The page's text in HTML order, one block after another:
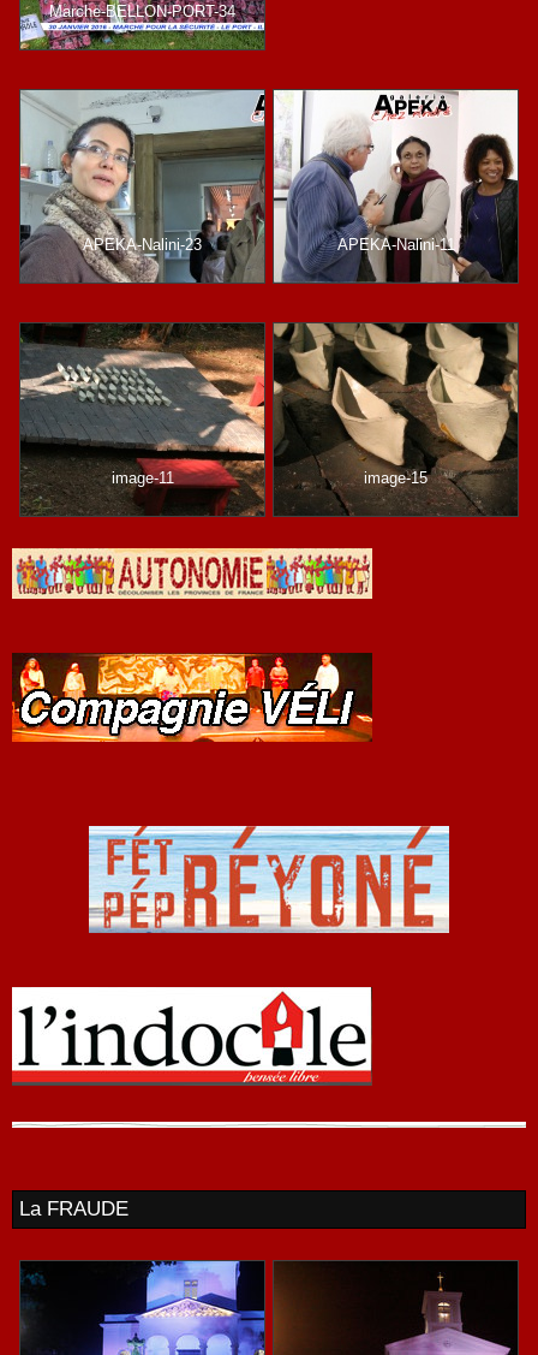
Marche-BELLON-PORT-34
APEKA-Nalini-23 APEKA-Nalini-11
image-11 image-15
La FRAUDE